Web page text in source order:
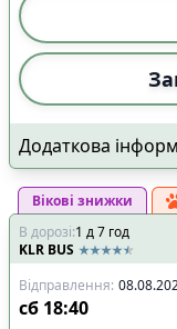
Додаткова
Вікові знижки
В дорозі:1 д7 год
KLR BUS
Відправлення:
сб 18:40